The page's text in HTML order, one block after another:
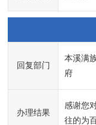
回复部门
本溪满
府
办理结果
感谢您
往的为